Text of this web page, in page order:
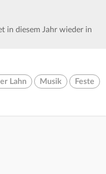
in diesem Jahr wieder in
Lahn Musik Feste